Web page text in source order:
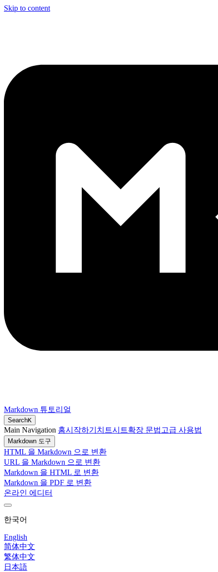
Skip to content
Markdown 튜토리얼
SearchK
Main Navigation 홈시작하기 치트시트확장 문법 고급 사용법
Markdown 도구
HTML 을 Markdown 으로 변환
URL 을 Markdown 으로 변환
Markdown 을 HTML 로 변환
Markdown 을 PDF 로 변환
온라인 에디터
한국어
English
简体中文
繁体中文
日本語